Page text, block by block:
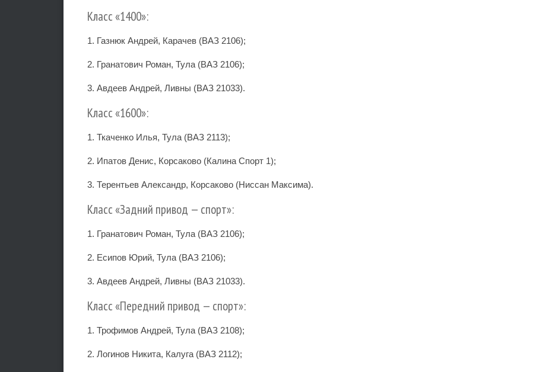
Класс «1400»:
1. Газнюк Андрей, Карачев (ВАЗ 2106);
2. Гранатович Роман, Тула (ВАЗ 2106);
3. Авдеев Андрей, Ливны (ВАЗ 21033).
Класс «1600»:
1. Ткаченко Илья, Тула (ВАЗ 2113);
2. Ипатов Денис, Корсаково (Калина Спорт 1);
3. Терентьев Александр, Корсаково (Ниссан Максима).
Класс «Задний привод — спорт»:
1. Гранатович Роман, Тула (ВАЗ 2106);
2. Есипов Юрий, Тула (ВАЗ 2106);
3. Авдеев Андрей, Ливны (ВАЗ 21033).
Класс «Передний привод — спорт»:
1. Трофимов Андрей, Тула (ВАЗ 2108);
2. Логинов Никита, Калуга (ВАЗ 2112);